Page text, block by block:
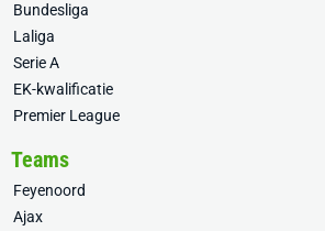
Bundesliga
Laliga
Serie A
EK-kwalificatie
Premier League
Teams
Feyenoord
Ajax